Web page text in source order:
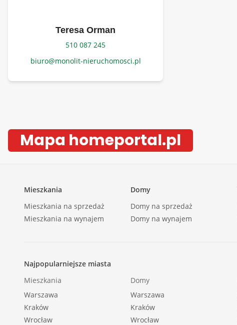
Teresa Orman
510 087 245
biuro@monolit-nieruchomosci.pl
Mapa homeportal.pl
Mieszkania
Mieszkania na sprzedaż
Mieszkania na wynajem
Domy
Domy na sprzedaż
Domy na wynajem
Najpopularniejsze miasta
Mieszkania
Warszawa
Kraków
Wrocław
Domy
Warszawa
Kraków
Wrocław